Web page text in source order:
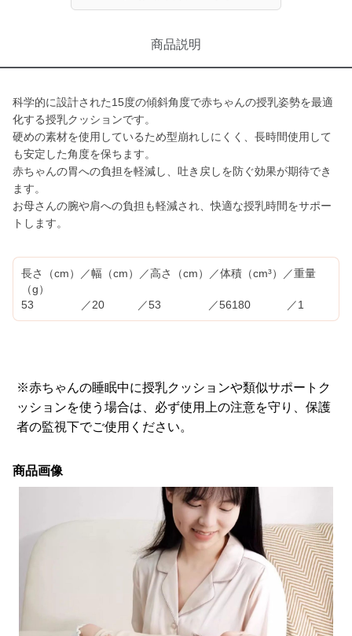
商品説明
科学的に設計された15度の傾斜角度で赤ちゃんの授乳姿勢を最適
化する授乳クッションです。
硬めの素材を使用しているため型崩れしにくく、長時間使用して
も安定した角度を保ちます。
赤ちゃんの胃への負担を軽減し、吐き戻しを防ぐ効果が期待でき
ます。
お母さんの腕や肩への負担も軽減され、快適な授乳時間をサポー
トします。
長さ（cm）／幅（cm）／高さ（cm）／体積（cm³）／重量
（g）
53 ／20 ／53 ／56180 ／1
※赤ちゃんの睡眠中に授乳クッションや類似サポートク
ッションを使う場合は、必ず使用上の注意を守り、保護
者の監視下でご使用ください。
商品画像